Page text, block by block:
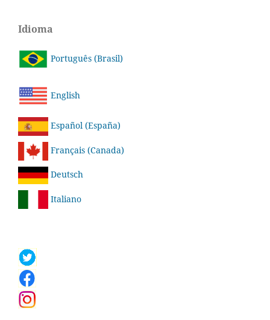
Idioma
Português (Brasil)
English
Español (España)
Français (Canada)
Deutsch
Italiano